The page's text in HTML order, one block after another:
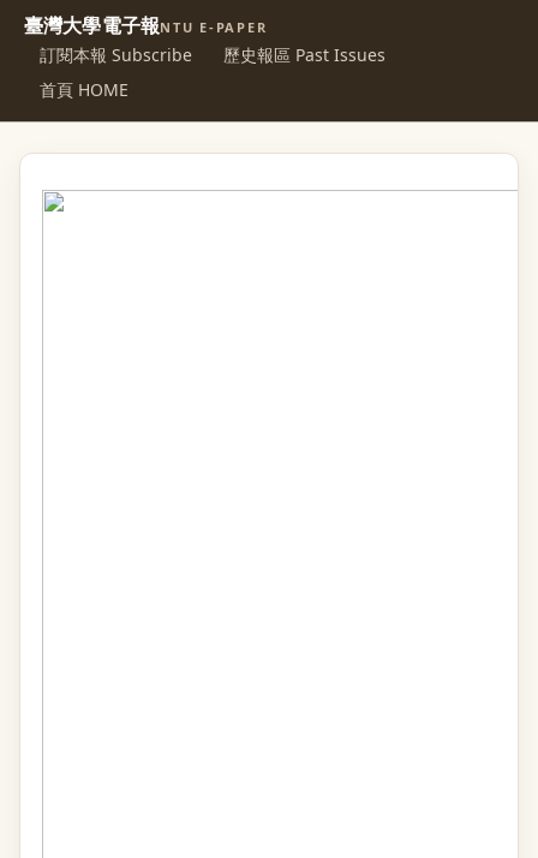
臺灣大學電子報NTU E-PAPER
訂閱本報 Subscribe
歷史報區 Past Issues
首頁 HOME